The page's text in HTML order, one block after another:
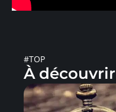
#TOP
À découvrir